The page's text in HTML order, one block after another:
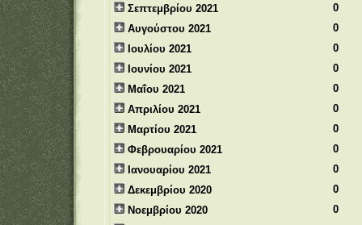
Σεπτεμβρίου 2021
0
Αυγούστου 2021
0
Ιουλίου 2021
0
Ιουνίου 2021
0
Μαΐου 2021
0
Απριλίου 2021
0
Μαρτίου 2021
0
Φεβρουαρίου 2021
0
Ιανουαρίου 2021
0
Δεκεμβρίου 2020
0
Νοεμβρίου 2020
0